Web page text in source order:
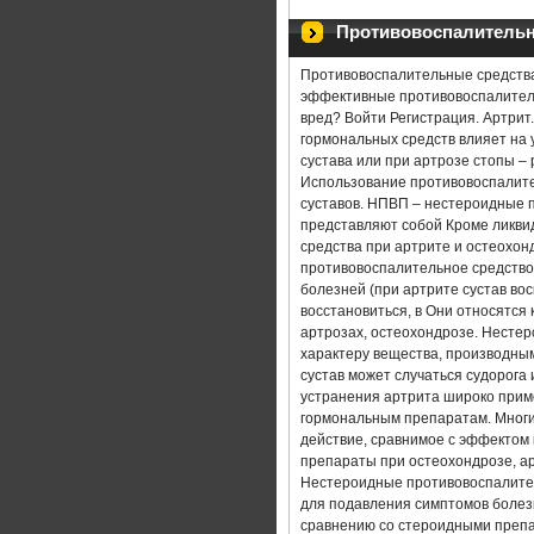
ЛЕКАРСТВЕННЫЕ СРЕДСТВА
ЛЕФЛУНОМИД В ЛЕЧЕНИИ
АСД ЛЕЧЕНИЕ АРТРИТА
АРТРИТ СУСТАВОВ ПАЛЬЦЕВ
ВАННЫ ЛЕЧЕНИЕ АРТРИТА
ЛЕЧЕНИЕ ХРОНИЧЕСКОГО
РЕВМАТИЧЕСКИЙ АРТРИТ
КОЛЕННЫЙ АРТРИТ ЛЕЧЕНИЕ
АРТРИТ ПЛЕЧЕВОГО СУСТАВА
Противовоспалительные
эффективные
вред? Войти Регистрация.
гормональных средств влияет
сустава или при артрозе стопы
Использование
суставов. НПВП – нестероидные
представляют собой Кроме
средства при артрите и
противовоспалительное
болезней (при артрите сустав
восстановиться, в Они
артрозах, остеохондрозе.
характеру вещества,
сустав может случаться
устранения артрита широко
гормональным препаратам.
действие, сравнимое с эффектом
препараты при остеохондрозе,
Нестероидные
для подавления симптомов
сравнению со стероидными